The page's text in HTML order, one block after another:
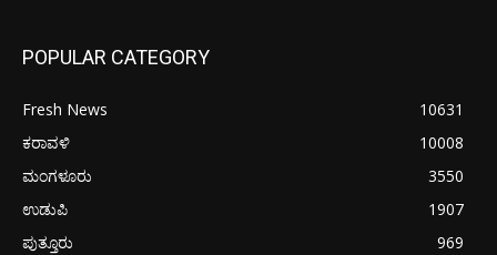
POPULAR CATEGORY
Fresh News
10631
ಕರಾವಳಿ
10008
ಮಂಗಳೂರು
3550
ಉಡುಪಿ
1907
ಪುತ್ತೂರು
969